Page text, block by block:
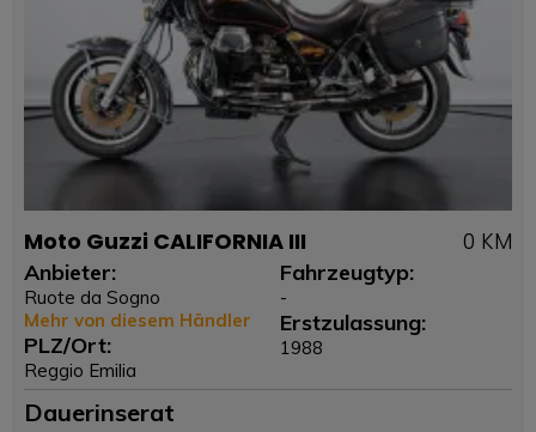
Moto Guzzi CALIFORNIA III 0 KM
Anbieter:
Ruote da Sogno
Mehr von diesem Händler
PLZ/Ort:
Reggio Emilia
Fahrzeugtyp:
-
Erstzulassung:
1988
Dauerinserat